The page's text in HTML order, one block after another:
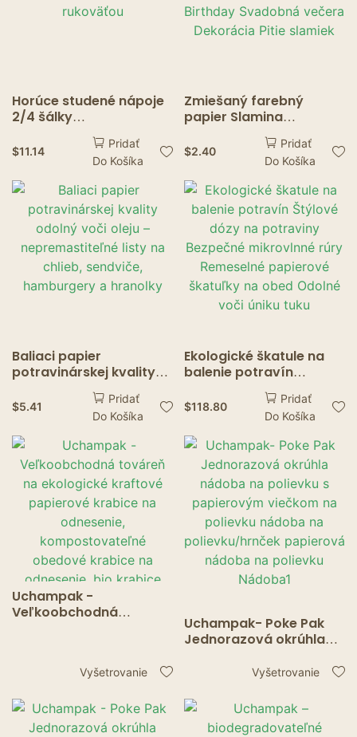
Horúce studené nápoje
2/4 šálky
jednorazového
nápojového nosiča
držiaka na kávu s
rukoväťou
$11.14
Pridať
Do Košíka
Zmiešaný farebný
papier Slamina
Hromadné nápoje
Položky Koktaily sódy
koktaily Drinkware
Birthday Svadobná
večera Dekorácia Pitie
slamiek
$2.40
Pridať
Do Košíka
Baliaci papier
potravinárskej kvality
odolný voči oleju –
nepremastiteľné listy na
chlieb, sendviče,
hamburgery a hranolky
$5.41
Pridať
Do Košíka
Ekologické škatule na
balenie potravín
Štýlové dózy na
potraviny Bezpečné
mikrovlnné rúry
Remeselné papierové
škatuľky na obed
Odolné voči úniku tuku
$118.80
Pridať
Do Košíka
Uchampak -
Veľkoobchodná
kompostovateľné
odnesenie, bio krabice
Vyšetrovanie
Uchampak- Poke Pak
Jednorazová okrúhla
papierovým viečkom na
polievku/hrnček
papierová nádoba na
Vyšetrovanie